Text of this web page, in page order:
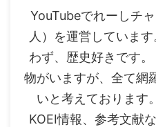
YouTubeでれーしチ
人）を運営していま
わず、歴史好きです
物がいますが、全て網
いと考えております
KOEI情報、参考文献